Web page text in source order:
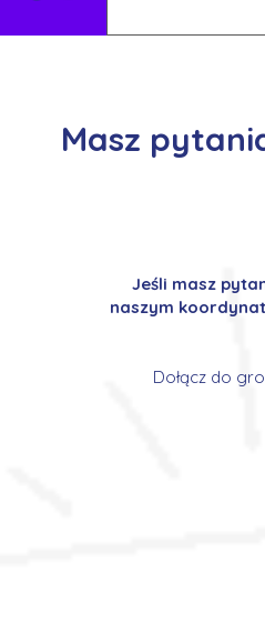
Tak, istnieje
Masz
Jeśli masz
naszym
Dołącz do